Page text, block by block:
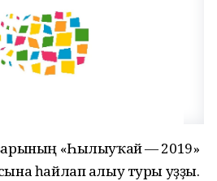
«Һылыуҡай — 2019»
һайлап алыу туры уҙҙы.